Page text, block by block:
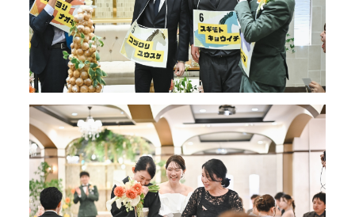
PARTY 企業宴会・パーティ
INSTAGRAM
location_on call mail